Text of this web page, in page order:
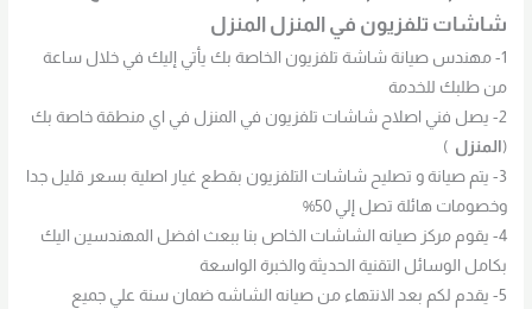
شاشات تلفزيون في المنزلالمنزل
1- مهندس صيانة شاشة تلفزيون الخاصة بك يأتي إليك في خلال ساعة
من طلبك للخدمة
2- يصل فني اصلاح شاشات تلفزيون في المنزل في اي منطقة خاصة بك
(المنزل )
3- يتم صيانة و تصليح شاشات التلفزيون بقطع غيار اصلية بسعر قليل جدا
وخصومات هائلة تصل إلي 50%
4- يقوم مركز صيانه الشاشات الخاص بنا ببعث افضل المهندسين اليك
بكامل الوسائل التقنية الحديثة والخبرة الواسعة
5- يقدم لكم بعد الانتهاء من صيانه الشاشه ضمان سنة علي جميع